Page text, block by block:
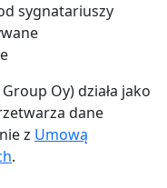
sygnatariuszy
Oy) działa jako
dane
z Umową
.